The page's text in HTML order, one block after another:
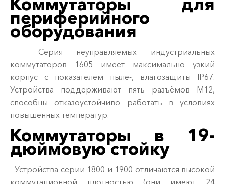
периферийного
оборудования
Серия неуправляемых индустриальных
коммутаторов 1605 имеет максимально узкий
корпус с показателем пыле-, влагозащиты IP67.
Устройства поддерживают пять разъёмов М12,
способны отказоустойчиво работать в условиях
повышенных температур.
Коммутаторы в 19-
дюймовую стойку
Устройства серии 1800 и 1900 отличаются высокой
коммутационной плотностью (они имеют 24